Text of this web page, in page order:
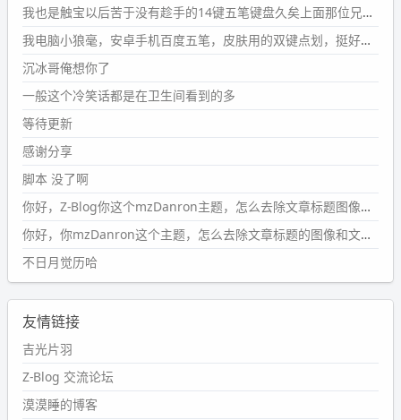
#PubWord要不我每年汇总整理一次？？碎雨集_沉冰浮水_
第1页https://www.wdssmq.com/tag/%E7%A2%8E%E9%9
B%A8%E9%9B%86/
wdssmq
2024-09-23 20:58:40
#PubWord
条嘟？？？？
wdssmq
2024-09-15 10:32:07
#PubWordVSCode 内 git 操作卡住的时候没办法主动取消
一直是个痛点，一般都是推送或拉取，今天连提交都卡
了。。
wdssmq
2024-09-11 08:45:43
#PubWord
然后天凉了，为了应对踢被子买了睡袋，不知道 1.2 米会不
会略窄。。
wdssmq
2024-09-09 19:43:00
我也是触宝以后苦于没有趁手的14键五笔键盘久矣上面那位兄台用的百度双键点划布局我也用过很久，那个皮肤做得很粗糙，个别键位的触发区域是错位的，快速打字时很容易出错，修改它的皮肤文件校正后勉强能用，但早年出的皮肤分辨率太低，实在谈不上美观。百度小米定制版的商店里有一个"小黑板"皮肤还不错(百度官方输入法商店里没有)，但那个风格我不喜欢这两天找到了一个叫"森林集"的公众号，开发了海量的皮肤，很多都有14键版本，付费但很便宜，几块钱，终于有自己满意的输入法了搜了一下，这个工作室还是百度的官方合作伙伴，不知道为什么14键作品都不在官方商店上架，难道是百度官方在刻意放弃14键？
我电脑小狼毫，安卓手机百度五笔，皮肤用的双键点划，挺好的。
沉冰哥俺想你了
一般这个冷笑话都是在卫生间看到的多
等待更新
感谢分享
脚本 没了啊
你好，Z-Blog你这个mzDanron主题，怎么去除文章标题图像和文章摘要，仅显示标题，感谢回复！
你好，你mzDanron这个主题，怎么去除文章标题的图像和文章摘要！仅显示标题，感谢回复解决！
不日月觉历哈
友情链接
吉光片羽
Z-Blog 交流论坛
漠漠睡的博客